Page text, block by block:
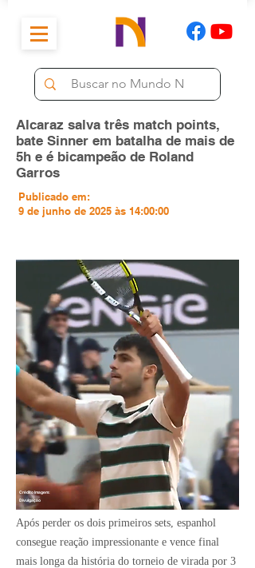
Alcaraz salva três match points,
bate Sinner em batalha de mais de
5h e é bicampeão de Roland
Garros
Publicado em:
9 de junho de 2025 às 14:00:00
Divulgação
Crédito Imagem:
Após perder os dois primeiros sets, espanhol
consegue reação impressionante e vence final
mais longa da história do torneio de virada por 3